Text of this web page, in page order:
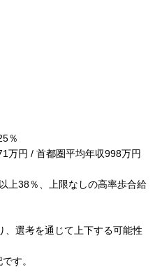
％
万円 / 首都圏平均年収998万円
上38％、上限なしの高率歩合給
、選考を通じて上下する可能性
す。